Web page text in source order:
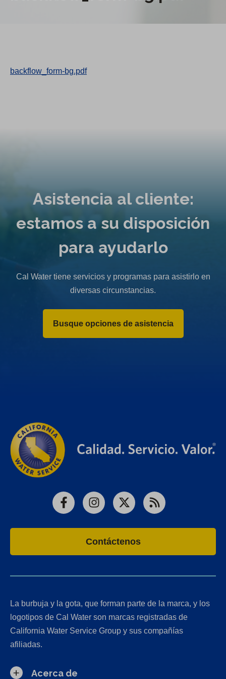
backflow_form-bg.pdf
Asistencia al cliente:
estamos a su disposición
para ayudarlo
Cal Water tiene servicios y programas para asistirlo en
diversas circunstancias.
Busque opciones de asistencia
FacebookInstagram
X RSS
Contáctenos
La burbuja y la gota, que forman parte de la marca, y los
logotipos de Cal Water son marcas registradas de
California Water Service Group y sus compañías
afiliadas.
Acerca de